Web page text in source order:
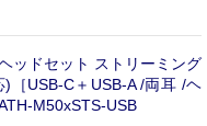
ッドセット ストリーミング
［USB-C＋USB-A /両耳 /ヘ
M50xSTS-USB